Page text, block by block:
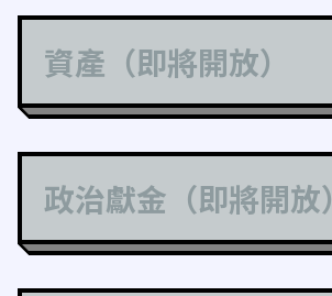
資產（即將開放）
政治獻金（即將開放）